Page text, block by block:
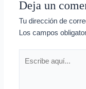
Deja un
Tu dirección de
Los campos